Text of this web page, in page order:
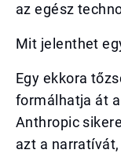
az egész
Mit jelenthet
Egy ekkora
formálhatja át
Anthropic
azt a